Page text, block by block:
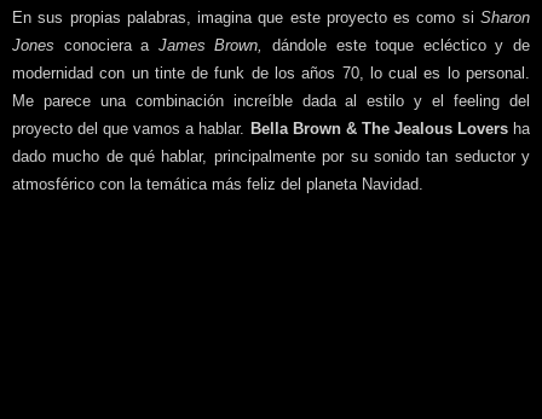
En sus propias palabras, imagina que este proyecto es como si Sharon
Jones conociera a James Brown,
dándole este toque ecléctico y de
modernidad con un tinte de funk de los años 70, lo cual es lo personal.
Me parece una combinación increíble dada al estilo y el feeling del
proyecto del que vamos a hablar. Bella Brown & The Jealous Loversha
dado mucho de qué hablar, principalmente por su sonido tan seductor y
atmosférico con la temática más feliz del planeta Navidad.